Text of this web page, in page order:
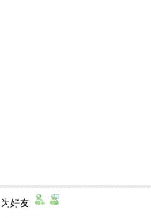
好友